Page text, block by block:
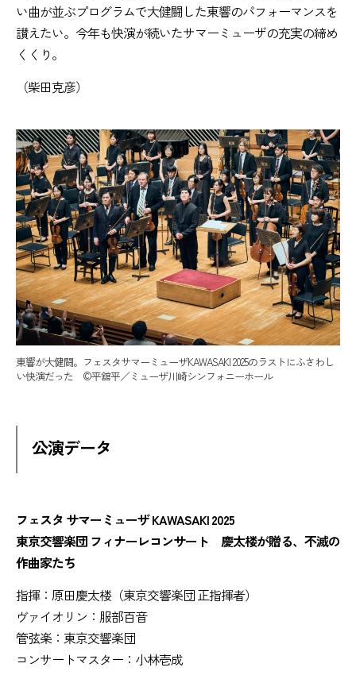
い曲が並ぶプログラムで大健闘した東響のパフォーマンスを
讃えたい。今年も快演が続いたサマーミューザの充実の締め
くくり。
（柴田克彦）
東響が大健闘。フェスタサマーミューザKAWASAKI 2025のラストにふさわし
い快演だった ©平舘平／ミューザ川崎シンフォニーホール
公演データ
フェスタ サマーミューザ KAWASAKI 2025
東京交響楽団 フィナーレコンサート 慶太楼が贈る、不滅の
作曲家たち
指揮：原田慶太楼（東京交響楽団 正指揮者）
ヴァイオリン：服部百音
管弦楽：東京交響楽団
コンサートマスター：小林壱成